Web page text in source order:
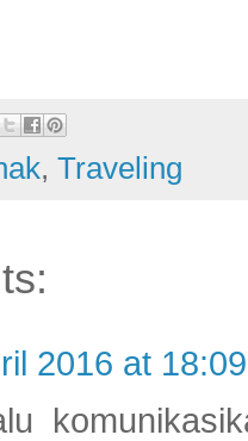
, Traveling
2016 at 18:09